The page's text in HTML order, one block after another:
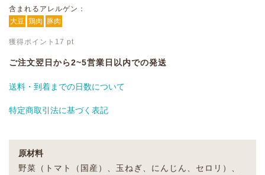
含まれるアレルゲン：
大豆 鶏肉 豚肉
獲得ポイント 17 pt
ご注文翌日から2~5営業日以内での発送
送料・到着までの日数について
特定商取引法に基づく表記
原材料
野菜（トマト（国産）、玉ねぎ、にんじん、セロリ）、